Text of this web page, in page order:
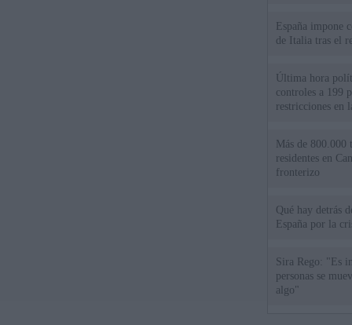
España impone
de Italia tras el
Última hora
controles a 199
restricciones en
Más de 800.000
residentes en
fronterizo
Qué hay detrás
España por la
Sira Rego: "Es
personas se
algo"